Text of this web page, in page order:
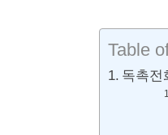
Table
독촉전